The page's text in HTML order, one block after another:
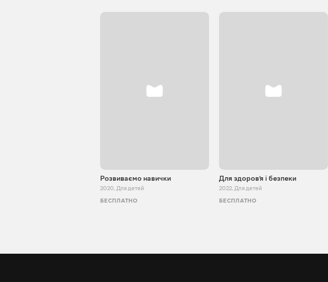
Розвиваємо навички
2020, Для детей
БЕСПЛАТНО
Для здоровʼя і безпеки
2022, Для детей
БЕСПЛАТНО